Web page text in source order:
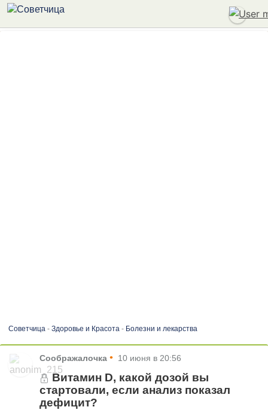
Советчица- Здоровье и Красота- Болезни и лекарства
Соображалочка • 10 июня в 20:56
Витамин D, какой дозой вы
стартовали, если анализ показал
дефицит?